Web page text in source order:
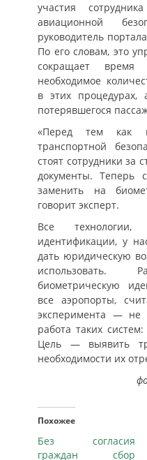
участия
авиационной
руководитель
По его словам, это
сокращает время
необходимое
в этих процедурах,
потерявшегося
«Перед тем как
транспортной
стоят сотрудники за
документы. Теперь
заменить на
говорит эксперт.
Все
идентификации, у
дать юридическую
биометрическую
все аэропорты,
эксперимента — не
работа таких
Цель — выявить
необходимости их
Похожее
Без согласия
граждан сбор